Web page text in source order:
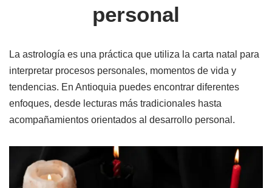
personal
La astrología es una práctica que utiliza la carta natal para
interpretar procesos personales, momentos de vida y
tendencias. En Antioquia puedes encontrar diferentes
enfoques, desde lecturas más tradicionales hasta
acompañamientos orientados al desarrollo personal.